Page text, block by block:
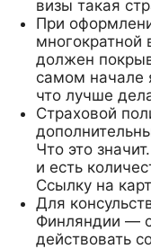
визы такая
При
многократной
должен
самом начале
что лучше
Страховой
Что это
и есть
Ссылку на
Для
Финляндии —
действовать